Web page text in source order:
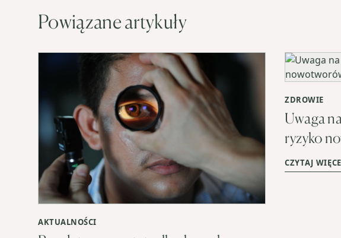
Powiązane artykuły
AKTUALNOŚCI
ZDROWIE
Uwaga
ryzyko
CZYTAJ